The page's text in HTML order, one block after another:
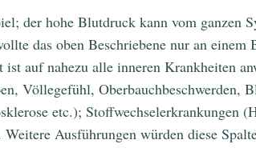
der hohe Blutdruck kann vom ganzen
das oben Beschriebene nur an einem
ist auf nahezu alle inneren Krankheiten
Völlegefühl,
etc.); Stoffwechselerkrankungen
Weitere Ausführungen würden diese